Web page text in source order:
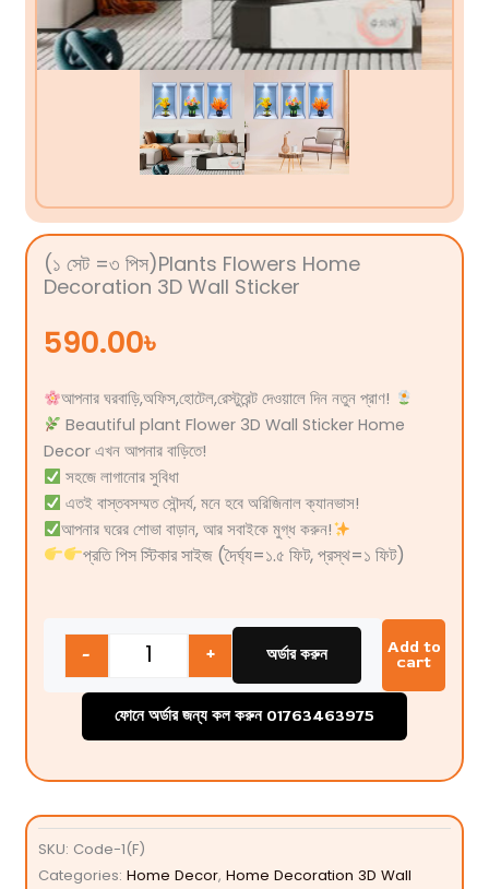
(১ সেট =৩ পিস)Plants Flowers Home
Decoration 3D Wall Sticker
590.00৳
আপনার ঘরবাড়ি,অফিস,হোটেল,রেস্টুরেন্ট দেওয়ালে দিন নতুন প্রাণ!
Beautiful plant Flower 3D Wall Sticker Home
Decorএখন আপনার বাড়িতে!
সহজে লাগানোর সুবিধা
এতই বাস্তবসম্মত সৌন্দর্য, মনে হবে অরিজিনাল ক্যানভাস!
আপনার ঘরের শোভা বাড়ান, আর সবাইকে মুগ্ধ করুন!
প্রতি পিস স্টিকার সাইজ (দৈর্ঘ্য=১.৫ ফিট, প্রস্থ=১ ফিট)
Quantity
- + অর্ডার করুন Add to
cart
ফোনে অর্ডার জন্য কল করুন 01763463975
SKU: Code-1(F)
Categories: Home Decor, Home Decoration 3D Wall